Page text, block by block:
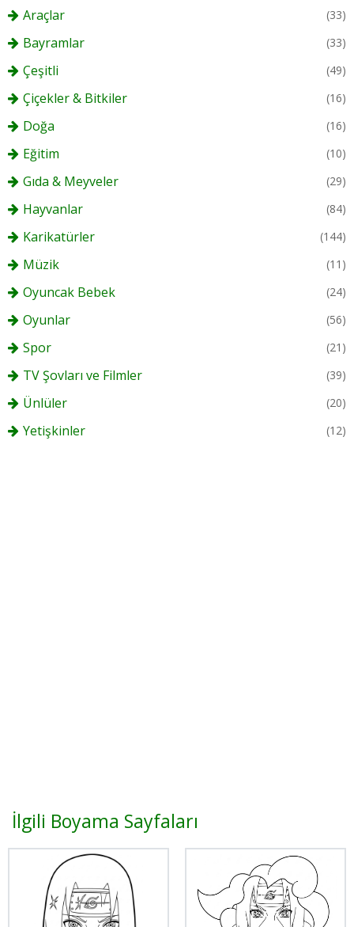
Araçlar (33)
Bayramlar (33)
Çeşitli (49)
Çiçekler & Bitkiler (16)
Doğa (16)
Eğitim (10)
Gıda & Meyveler (29)
Hayvanlar (84)
Karikatürler (144)
Müzik (11)
Oyuncak Bebek (24)
Oyunlar (56)
Spor (21)
TV Şovları ve Filmler (39)
Ünlüler (20)
Yetişkinler (12)
İlgili Boyama Sayfaları